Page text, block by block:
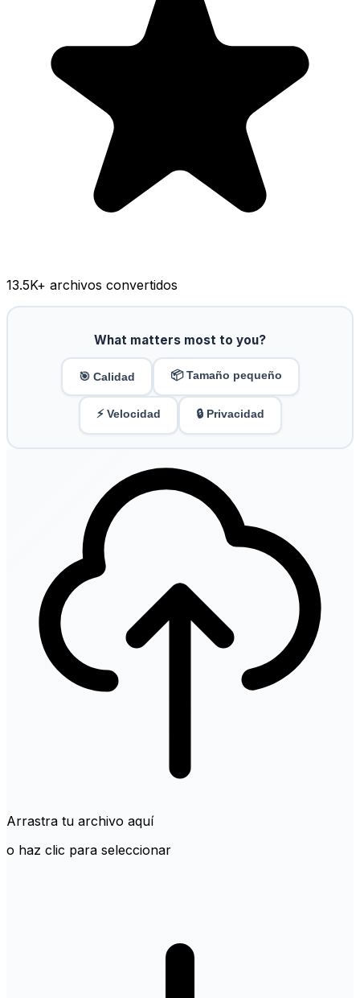
13.5K+ archivos convertidos
What matters most to you?
🎯 Calidad 📦 Tamaño pequeño
⚡ Velocidad 🔒 Privacidad
Arrastra tu archivo aquí
o haz clic para seleccionar